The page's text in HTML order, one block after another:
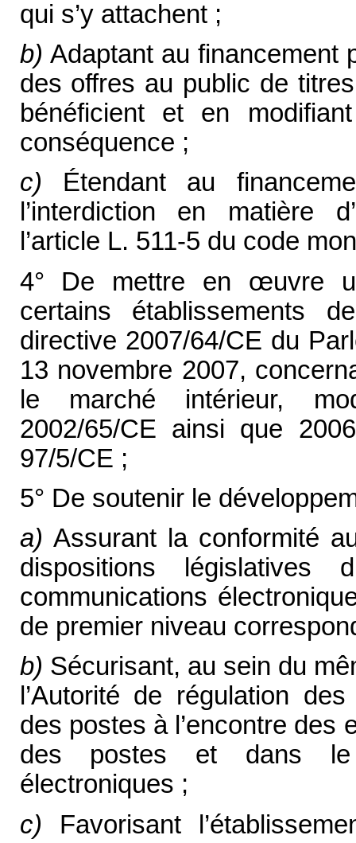
qui s’y attachent ;
b) Adaptant au financement
des offres au public de
bénéficient et en
conséquence ;
c) Étendant au
l’interdiction en matière
l’article L. 511-5 du code
4° De mettre en œuvre
certains établissements
directive 2007/64/CE du
13 novembre 2007,
le marché intérieur,
2002/65/CE ainsi que
97/5/CE ;
5° De soutenir le
a) Assurant la conformité
dispositions
communications
de premier niveau
b) Sécurisant, au sein du
l’Autorité de régulation
des postes à l’encontre des
des postes et dans le
électroniques ;
c) Favorisant